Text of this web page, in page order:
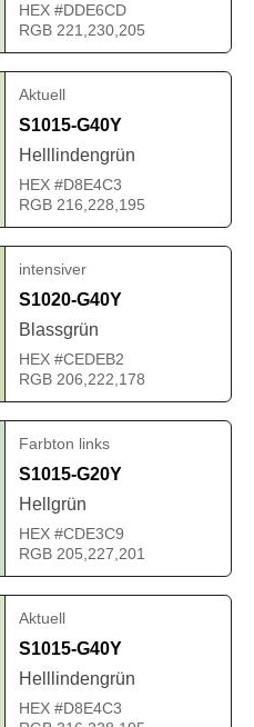
HEX #DDE6CD
RGB 221,230,205
Aktuell
S1015-G40Y
Helllindengrün
HEX #D8E4C3
RGB 216,228,195
intensiver
S1020-G40Y
Blassgrün
HEX #CEDEB2
RGB 206,222,178
Farbton links
S1015-G20Y
Hellgrün
HEX #CDE3C9
RGB 205,227,201
Aktuell
S1015-G40Y
Helllindengrün
HEX #D8E4C3